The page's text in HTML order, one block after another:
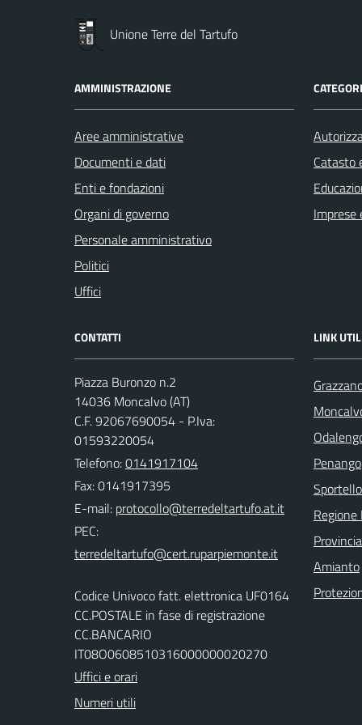
Unione Terre del Tartufo
AMMINISTRAZIONE
Aree amministrative
Documenti e dati
Enti e fondazioni
Organi di governo
Personale amministrativo
Politici
Uffici
Catasto
Imprese
CONTATTI
Piazza Buronzo n.2
14036 Moncalvo (AT)
C.F. 92067690054 - P.Iva:
01593220054
Telefono:0141917104
Fax: 0141917395
E-mail:
PEC:
Codice Univoco fatt. elettronica UF0164
CC.POSTALE in fase di registrazione
CC.BANCARIO
IT08O0608510316000000020270
Uffici e orari
Numeri utili
LINK
Penango
Amianto